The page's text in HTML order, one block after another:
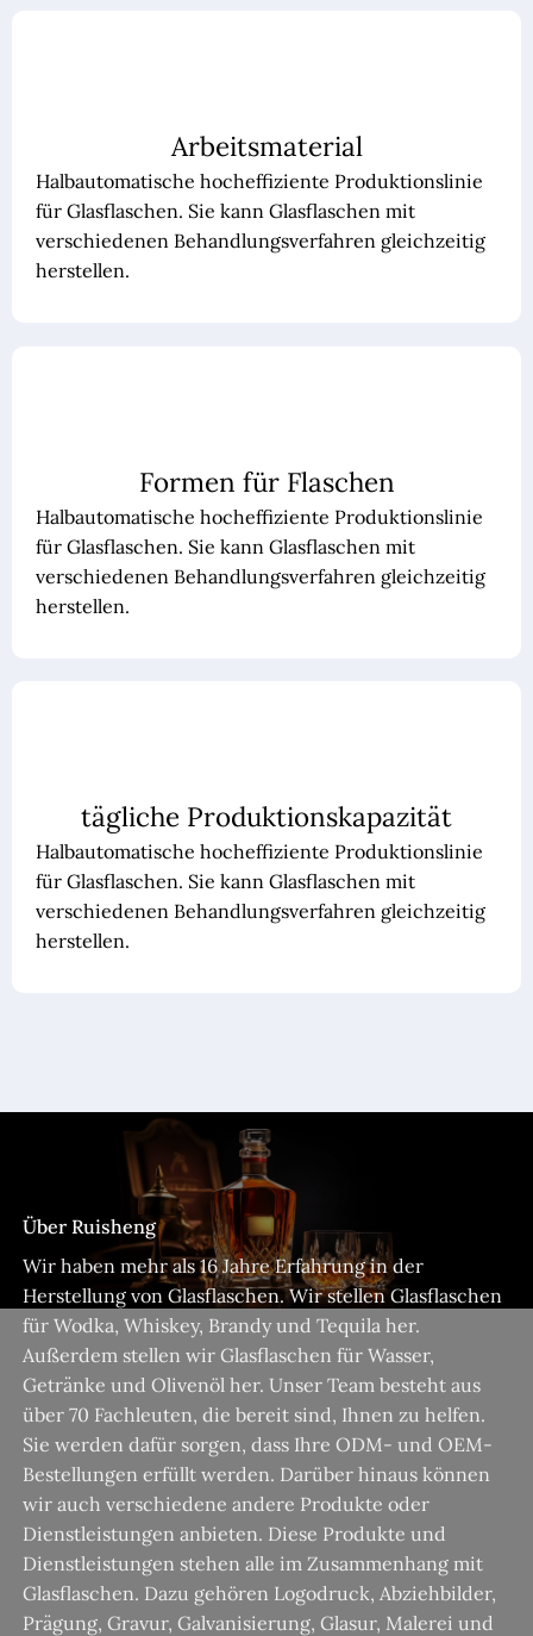
Arbeitsmaterial
Halbautomatische hocheffiziente Produktionslinie
für Glasflaschen. Sie kann Glasflaschen mit
verschiedenen Behandlungsverfahren gleichzeitig
herstellen.
Formen für Flaschen
Halbautomatische hocheffiziente Produktionslinie
für Glasflaschen. Sie kann Glasflaschen mit
verschiedenen Behandlungsverfahren gleichzeitig
herstellen.
tägliche Produktionskapazität
Halbautomatische hocheffiziente Produktionslinie
für Glasflaschen. Sie kann Glasflaschen mit
verschiedenen Behandlungsverfahren gleichzeitig
herstellen.
Über Ruisheng
Wir haben mehr als 16 Jahre Erfahrung in der
Herstellung von Glasflaschen. Wir stellen Glasflaschen
für Wodka, Whiskey, Brandy und Tequila her.
Außerdem stellen wir Glasflaschen für Wasser,
Getränke und Olivenöl her. Unser Team besteht aus
über 70 Fachleuten, die bereit sind, Ihnen zu helfen.
Sie werden dafür sorgen, dass Ihre ODM- und OEM-
Bestellungen erfüllt werden. Darüber hinaus können
wir auch verschiedene andere Produkte oder
Dienstleistungen anbieten. Diese Produkte und
Dienstleistungen stehen alle im Zusammenhang mit
Glasflaschen. Dazu gehören Logodruck, Abziehbilder,
Prägung, Gravur, Galvanisierung, Glasur, Malerei und